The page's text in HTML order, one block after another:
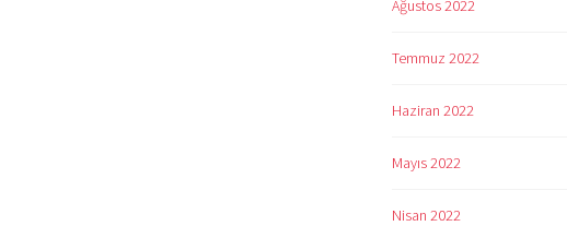
Ağustos 2022
Temmuz 2022
Haziran 2022
Mayıs 2022
Nisan 2022